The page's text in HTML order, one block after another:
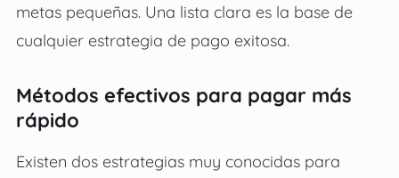
metas pequeñas. Una lista clara es la base de
cualquier estrategia de pago exitosa.
Métodos efectivos para pagar más
rápido
Existen dos estrategias muy conocidas para